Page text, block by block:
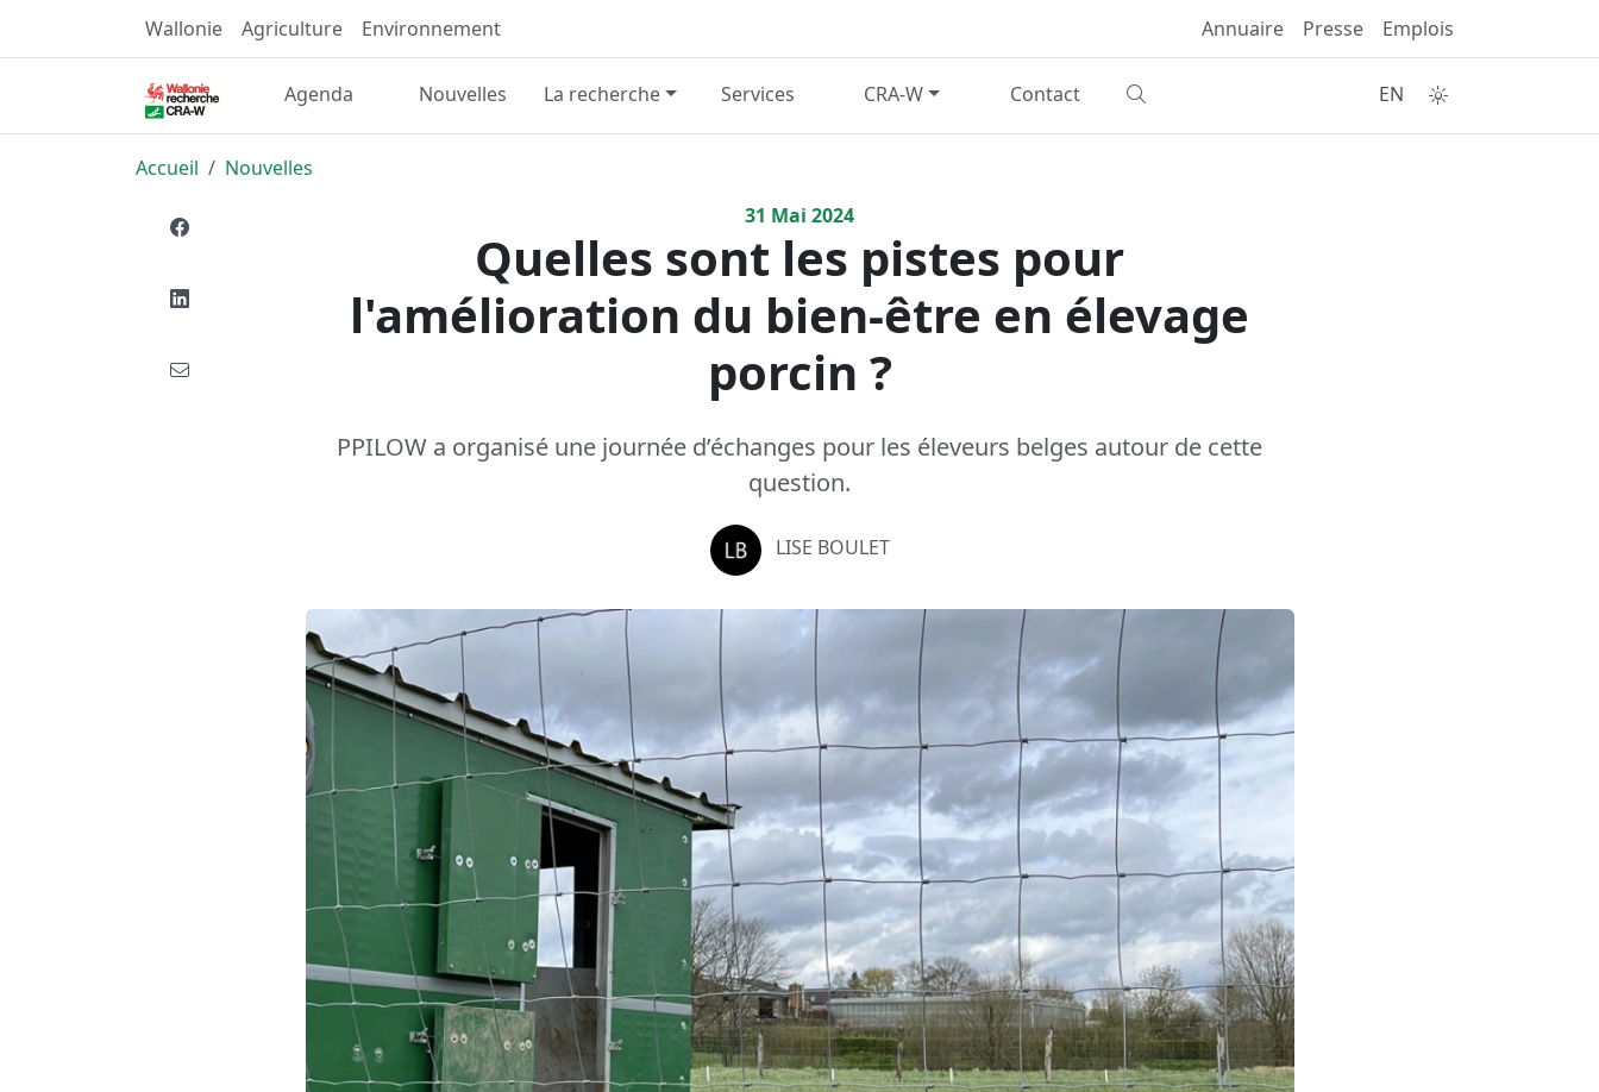
Wallonie Agriculture Environnement Annuaire Presse Emplois
Agenda Nouvelles La recherche Services CRA-W Contact EN
Accueil
Nouvelles
31 Mai 2024
Quelles sont les pistes pour
l'amélioration du bien-être en élevage
porcin ?
PPILOW a organisé une journée d’échanges pour les éleveurs belges autour de cette
question.
LISE BOULET